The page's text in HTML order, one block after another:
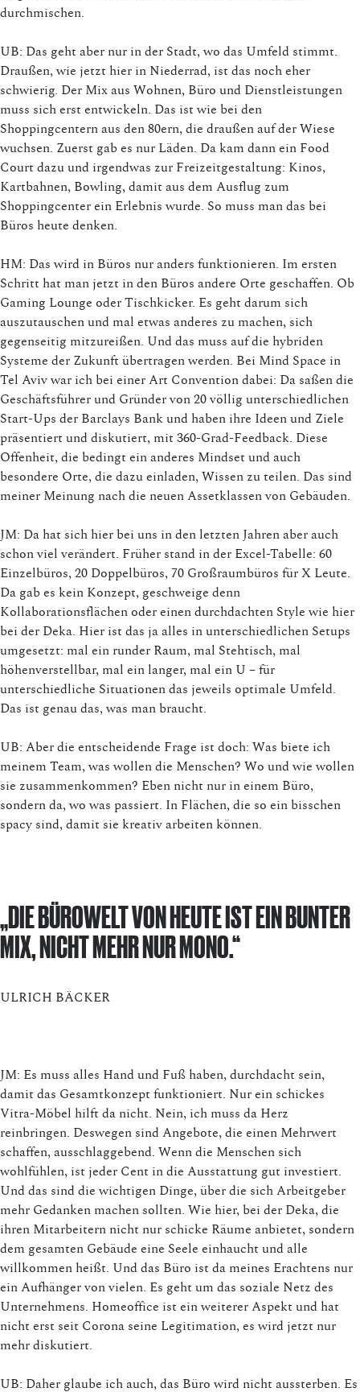
durchmischen.
UB: Das geht aber nur in der Stadt, wo das Umfeld stimmt.
Draußen, wie jetzt hier in Niederrad, ist das noch eher
schwierig. Der Mix aus Wohnen, Büro und Dienstleistungen
muss sich erst entwickeln. Das ist wie bei den
Shoppingcentern aus den 80ern, die draußen auf der Wiese
wuchsen. Zuerst gab es nur Läden. Da kam dann ein Food
Court dazu und irgendwas zur Freizeitgestaltung: Kinos,
Kartbahnen, Bowling, damit aus dem Ausflug zum
Shoppingcenter ein Erlebnis wurde. So muss man das bei
Büros heute denken.
HM: Das wird in Büros nur anders funktionieren. Im ersten
Schritt hat man jetzt in den Büros andere Orte geschaffen. Ob
Gaming Lounge oder Tischkicker. Es geht darum sich
auszutauschen und mal etwas anderes zu machen, sich
gegenseitig mitzureißen. Und das muss auf die hybriden
Systeme der Zukunft übertragen werden. Bei Mind Space in
Tel Aviv war ich bei einer Art Convention dabei: Da saßen die
Geschäftsführer und Gründer von 20 völlig unterschiedlichen
Start-Ups der Barclays Bank und haben ihre Ideen und Ziele
präsentiert und diskutiert, mit 360-Grad-Feedback. Diese
Offenheit, die bedingt ein anderes Mindset und auch
besondere Orte, die dazu einladen, Wissen zu teilen. Das sind
meiner Meinung nach die neuen Assetklassen von Gebäuden.
JM: Da hat sich hier bei uns in den letzten Jahren aber auch
schon viel verändert. Früher stand in der Excel-Tabelle: 60
Einzelbüros, 20 Doppelbüros, 70 Großraumbüros für X Leute.
Da gab es kein Konzept, geschweige denn
Kollaborationsflächen oder einen durchdachten Style wie hier
bei der Deka. Hier ist das ja alles in unterschiedlichen Setups
umgesetzt: mal ein runder Raum, mal Stehtisch, mal
höhenverstellbar, mal ein langer, mal ein U – für
unterschiedliche Situationen das jeweils optimale Umfeld.
Das ist genau das, was man braucht.
UB: Aber die entscheidende Frage ist doch: Was biete ich
meinem Team, was wollen die Menschen? Wo und wie wollen
sie zusammenkommen? Eben nicht nur in einem Büro,
sondern da, wo was passiert. In Flächen, die so ein bisschen
spacy sind, damit sie kreativ arbeiten können.
„DIE BÜROWELT VON HEUTE IST EIN BUNTER
MIX, NICHT MEHR NUR MONO.“
ULRICH BÄCKER
JM: Es muss alles Hand und Fuß haben, durchdacht sein,
damit das Gesamtkonzept funktioniert. Nur ein schickes
Vitra-Möbel hilft da nicht. Nein, ich muss da Herz
reinbringen. Deswegen sind Angebote, die einen Mehrwert
schaffen, ausschlaggebend. Wenn die Menschen sich
wohlfühlen, ist jeder Cent in die Ausstattung gut investiert.
Und das sind die wichtigen Dinge, über die sich Arbeitgeber
mehr Gedanken machen sollten. Wie hier, bei der Deka, die
ihren Mitarbeitern nicht nur schicke Räume anbietet, sondern
dem gesamten Gebäude eine Seele einhaucht und alle
willkommen heißt. Und das Büro ist da meines Erachtens nur
ein Aufhänger von vielen. Es geht um das soziale Netz des
Unternehmens. Homeoffice ist ein weiterer Aspekt und hat
nicht erst seit Corona seine Legitimation, es wird jetzt nur
mehr diskutiert.
UB: Daher glaube ich auch, das Büro wird nicht aussterben. Es